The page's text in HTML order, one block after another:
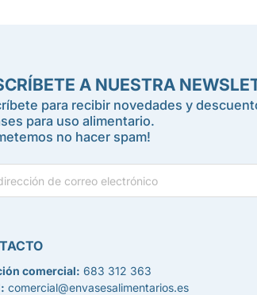
A NUESTRA
para recibir novedades y
para uso alimentario.
no hacer spam!
comercial: 683 312 363
comercial@envasesalimentarios.es